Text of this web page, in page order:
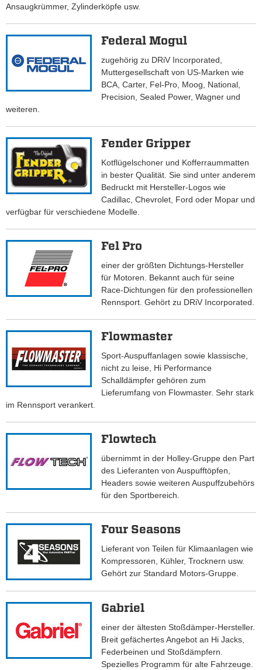
Ansaugkrümmer, Zylinderköpfe usw.
Federal Mogul
zugehörig zu DRiV Incorporated,
Muttergesellschaft von US-Marken wie
BCA, Carter, Fel-Pro, Moog, National,
Precision, Sealed Power, Wagner und
weiteren.
Fender Gripper
Kotflügelschoner und Kofferraummatten
in bester Qualität. Sie sind unter anderem
Bedruckt mit Hersteller-Logos wie
Cadillac, Chevrolet, Ford oder Mopar und
verfügbar für verschiedene Modelle.
Fel Pro
einer der größten Dichtungs-Hersteller
für Motoren. Bekannt auch für seine
Race-Dichtungen für den professionellen
Rennsport. Gehört zu DRiV Incorporated.
Flowmaster
Sport-Auspuffanlagen sowie klassische,
nicht zu leise, Hi Performance
Schalldämpfer gehören zum
Lieferumfang von Flowmaster. Sehr stark
im Rennsport verankert.
Flowtech
übernimmt in der Holley-Gruppe den Part
des Lieferanten von Auspufftöpfen,
Headers sowie weiteren Auspuffzubehörs
für den Sportbereich.
Four Seasons
Lieferant von Teilen für Klimaanlagen wie
Kompressoren, Kühler, Trocknern usw.
Gehört zur Standard Motors-Gruppe.
Gabriel
einer der ältesten Stoßdämper-Hersteller.
Breit gefächertes Angebot an Hi Jacks,
Federbeinen und Stoßdämpfern.
Spezielles Programm für alte Fahrzeuge.